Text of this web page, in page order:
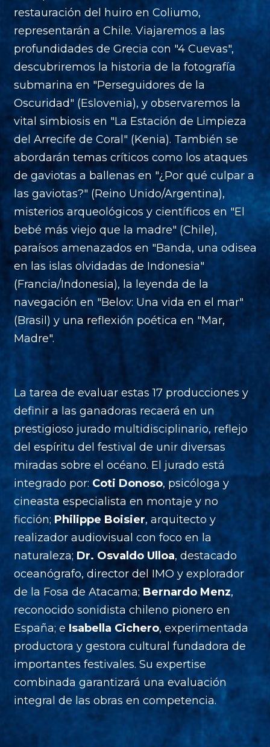
restauración del huiro en Coliumo,
representarán a Chile. Viajaremos a las
profundidades de Grecia con "4 Cuevas",
descubriremos la historia de la fotografía
submarina en "Perseguidores de la
Oscuridad" (Eslovenia), y observaremos la
vital simbiosis en "La Estación de Limpieza
del Arrecife de Coral" (Kenia). También se
abordarán temas críticos como los ataques
de gaviotas a ballenas en "¿Por qué culpar a
las gaviotas?" (Reino Unido/Argentina),
misterios arqueológicos y científicos en "El
bebé más viejo que la madre" (Chile),
paraísos amenazados en "Banda, una odisea
en las islas olvidadas de Indonesia"
(Francia/Indonesia), la leyenda de la
navegación en "Belov: Una vida en el mar"
(Brasil) y una reflexión poética en "Mar,
Madre".
La tarea de evaluar estas 17 producciones y
definir a las ganadoras recaerá en un
prestigioso jurado multidisciplinario, reflejo
del espíritu del festival de unir diversas
miradas sobre el océano. El jurado está
integrado por: Coti Donoso, psicóloga y
cineasta especialista en montaje y no
ficción; Philippe Boisier, arquitecto y
realizador audiovisual con foco en la
naturaleza; Dr. Osvaldo Ulloa, destacado
oceanógrafo, director del IMO y explorador
de la Fosa de Atacama; Bernardo Menz,
reconocido sonidista chileno pionero en
España; eIsabella Cichero, experimentada
productora y gestora cultural fundadora de
importantes festivales. Su expertise
combinada garantizará una evaluación
integral de las obras en competencia.